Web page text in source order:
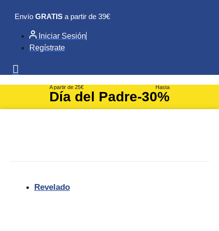
contenido
Envío GRATIS a partir de 39€
Iniciar Sesión
Regístrate
A partir de 25€
Día del Padre
Hasta
-30%
Revelado